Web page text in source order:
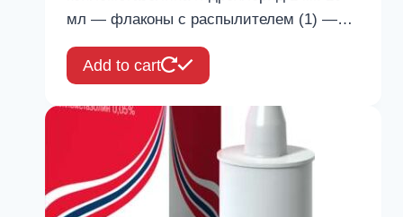
мл — флаконы с распылителем (1) —…
Add to cart